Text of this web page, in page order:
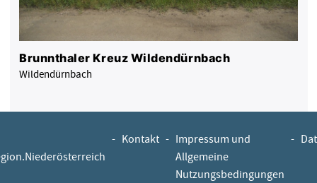
Brunnthaler Kreuz Wildendürnbach
Wildendürnbach
- Kontakt - Impressum und
Allgemeine
Nutzungsbedingungen
-